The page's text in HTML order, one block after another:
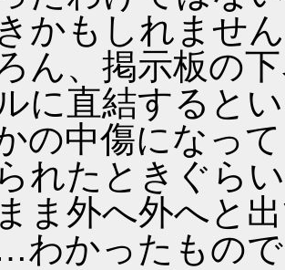
かもしれませ
ん、掲示板の
に直結すると
かの中傷になっ
れたときぐら
ま外へ外へと
かったもので